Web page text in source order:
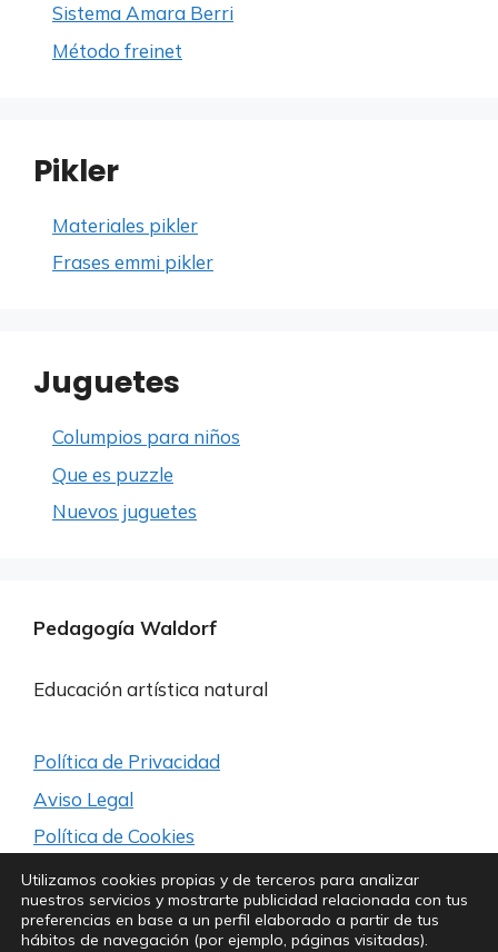
Sistema Amara Berri
Método freinet
Pikler
Materiales pikler
Frases emmi pikler
Juguetes
Columpios para niños
Que es puzzle
Nuevos juguetes
Pedagogía Waldorf
Educación artística natural
Política de Privacidad
Aviso Legal
Política de Cookies
Síguenos para estar a la última
Utilizamos cookies propias y de terceros para analizar
nuestros servicios y mostrarte publicidad relacionada con tus
preferencias en base a un perfil elaborado a partir de tus
hábitos de navegación (por ejemplo, páginas visitadas).